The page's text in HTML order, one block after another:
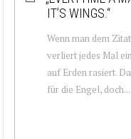
IT’S WINGS.“
Wenn man dem
verliert jedes Mal
auf Erden rasiert.
für die Engel, doch...